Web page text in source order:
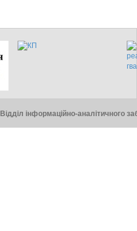
Відділ інформаційно-аналітичного